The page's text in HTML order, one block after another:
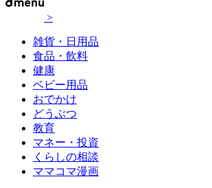
>
雑貨・日用品
食品・飲料
健康
ベビー用品
おでかけ
どうぶつ
教育
マネー・投資
くらしの相談
ママコマ漫画